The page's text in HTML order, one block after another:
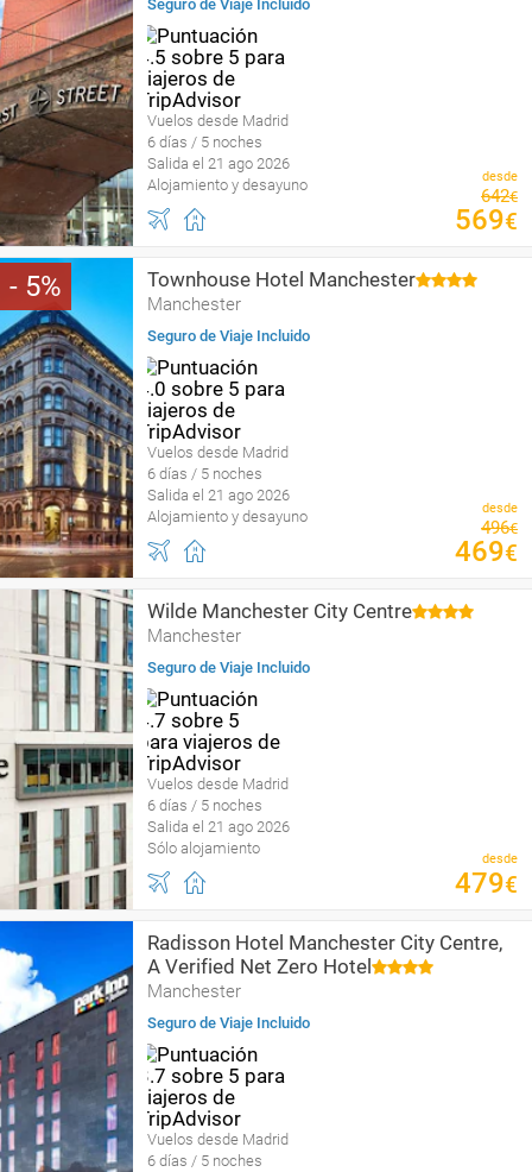
Seguro de Viaje Incluido
Vuelos desde Madrid
6 días / 5 noches
Salida el 21 ago 2026
Alojamiento y desayuno
desde
642€
569€
5 Townhouse Hotel Manchester
Manchester
Seguro de Viaje Incluido
Vuelos desde Madrid
6 días / 5 noches
Salida el 21 ago 2026
Alojamiento y desayuno
desde
496€
469€
Wilde Manchester City Centre
Manchester
Seguro de Viaje Incluido
Vuelos desde Madrid
6 días / 5 noches
Salida el 21 ago 2026
Sólo alojamiento
desde
479€
Radisson Hotel Manchester City Centre,
A Verified Net Zero Hotel
Manchester
Seguro de Viaje Incluido
Vuelos desde Madrid
6 días / 5 noches